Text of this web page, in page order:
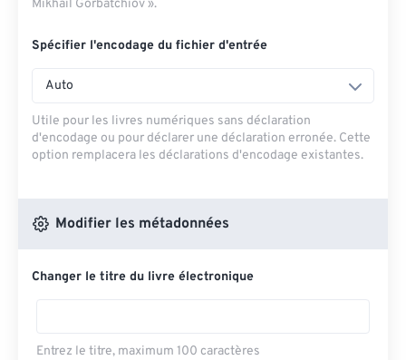
Mikhaïl Gorbatchiov ».
Spécifier l'encodage du fichier d'entrée
Auto
Utile pour les livres numériques sans déclaration
d'encodage ou pour déclarer une déclaration erronée. Cette
option remplacera les déclarations d'encodage existantes.
Modifier les métadonnées
Changer le titre du livre électronique
Entrez le titre, maximum 100 caractères